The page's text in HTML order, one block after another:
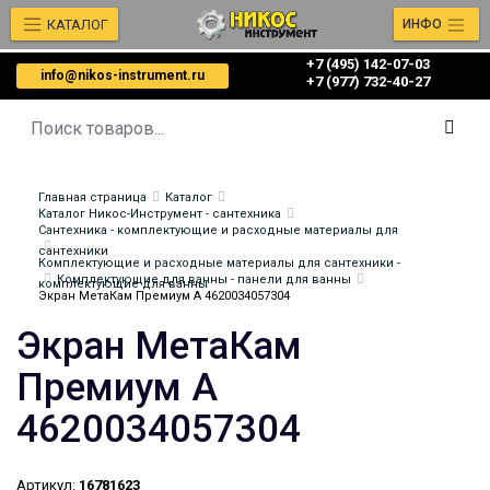
info@nikos-instrument.ru
+7 (495) 142-07-03
‎‎+7 (977) 732-40-27
КАТАЛОГ ИНФО
Главная страница
Каталог
Каталог Никос-Инструмент - сантехника
Сантехника - комплектующие и расходные материалы для
сантехники
Комплектующие и расходные материалы для сантехники -
комплектующие для ванны
Комплектующие для ванны - панели для ванны
Экран МетаКам Премиум А 4620034057304
Экран МетаКам
Премиум А
4620034057304
Артикул: 16781623